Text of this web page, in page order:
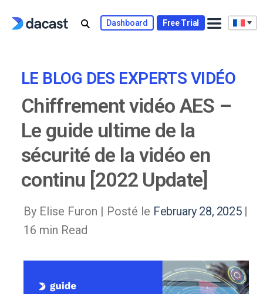
Dashboard Free Trial
LE BLOG DES EXPERTS VIDÉO
Chiffrement vidéo AES –
Le guide ultime de la
sécurité de la vidéo en
continu [2022 Update]
By Elise Furon | Posté le February 28, 2025|
16 min Read